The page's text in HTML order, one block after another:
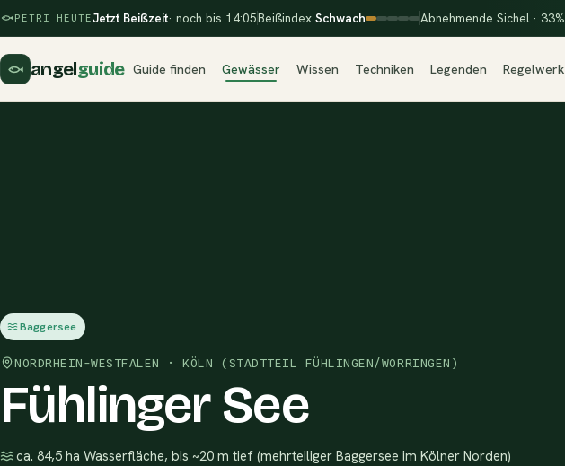
PETRI HEUTEJetzt Beißzeit· noch bis 14:05Beißindex Schwach Abnehmende Sichel · 33%
angelguide Guide finden Gewässer Wissen Techniken Legenden Regelwerk
Baggersee
NORDRHEIN-WESTFALEN · KÖLN (STADTTEIL FÜHLINGEN/WORRINGEN)
Fühlinger See
ca. 84,5 ha Wasserfläche, bis ~20 m tief (mehrteiliger Baggersee im Kölner Norden)